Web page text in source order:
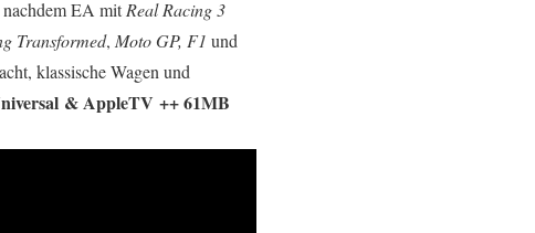
nachdem EA mitReal Racing 3
Transformed, Moto GP, F1 und
klassische Wagen und
& AppleTV ++ 61MB